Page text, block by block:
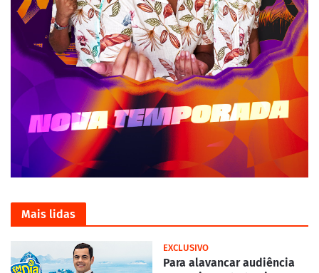
Mais lidas
EXCLUSIVO
Para alavancar audiência